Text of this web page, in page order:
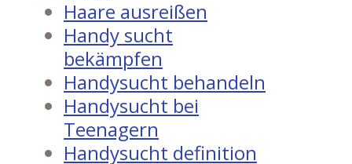
Haare ausreißen
Handy sucht
bekämpfen
Handysucht behandeln
Handysucht bei
Teenagern
Handysucht definition